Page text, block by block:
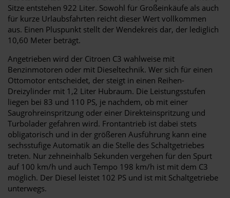
Sitze entstehen 922 Liter. Sowohl für Großeinkäufe als auch
für kurze Urlaubsfahrten reicht dieser Wert vollkommen
aus. Einen Pluspunkt stellt der Wendekreis dar, der lediglich
10,60 Meter beträgt.
Angetrieben wird der Citroen C3 wahlweise mit
Benzinmotoren oder mit Dieseltechnik. Wer sich für einen
Ottomotor entscheidet, der steigt in einen Reihen-
Dreizylinder mit 1,2 Liter Hubraum. Die Leistungsstufen
liegen bei 83 und 110 PS, je nachdem, ob mit einer
Saugrohreinspritzung oder einer Direkteinspritzung und
Turbolader gefahren wird. Frontantrieb ist dabei stets
obligatorisch und in der größeren Ausführung kann eine
sechsstufige Automatik an die Stelle des Schaltgetriebes
treten. Nur zehneinhalb Sekunden vergehen für den Spurt
auf 100 km/h und auch Tempo 198 km/h ist mit dem C3
möglich. Der Diesel leistet 102 PS und ist mit Schaltgetriebe
unterwegs.